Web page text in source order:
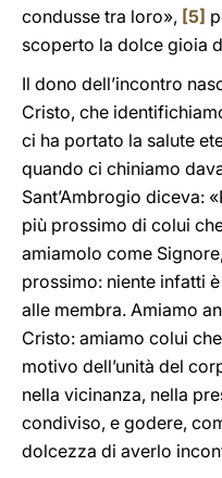
condusse tra loro», [5]
scoperto la dolce gioia
Il dono dell’incontro
Cristo, che
ci ha portato la salute
quando ci chiniamo
Sant’Ambrogio diceva:
più prossimo di colui
amiamolo come
prossimo: niente infatti
alle membra. Amiamo
Cristo: amiamo colui
motivo dell’unità del
nella vicinanza, nella
condiviso, e godere,
dolcezza di averlo